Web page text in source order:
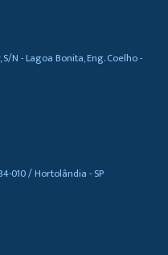
N - Lagoa Bonita, Eng. Coelho -
010 / Hortolândia - SP